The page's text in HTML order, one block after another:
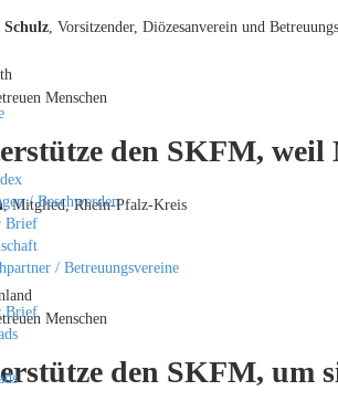
Schulz, Vorsitzender, Diözesanverein und
den SKFM, weil
, Mitglied, Rhein-Pfalz-Kreis
den SKFM, um
/ Beschwerden
Brief
/ Betreuungsvereine
Brief